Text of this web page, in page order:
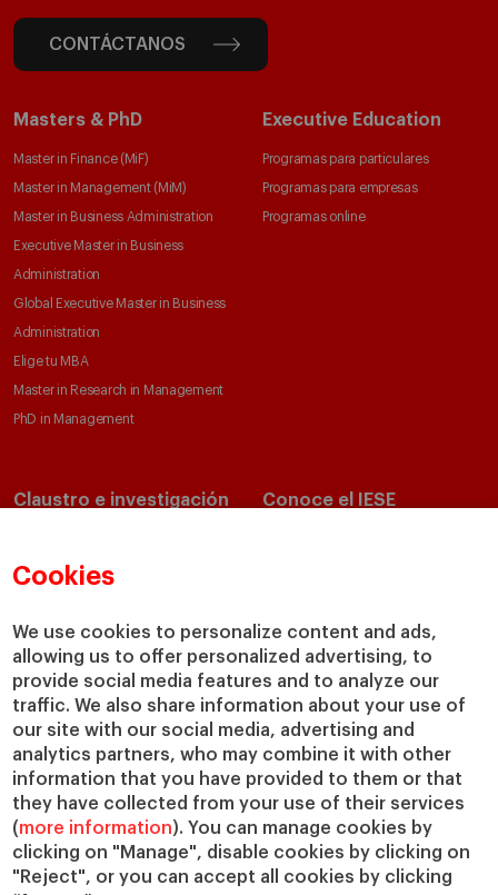
Cookies
We use cookies to personalize content and ads,
allowing us to offer personalized advertising, to
provide social media features and to analyze our
traffic. We also share information about your use of
our site with our social media, advertising and
analytics partners, who may combine it with other
information that you have provided to them or that
they have collected from your use of their services
(more information). You can manage cookies by
clicking on "Manage", disable cookies by clicking on
"Reject", or you can accept all cookies by clicking
CONTÁCTANOS
Masters & PhD
Master in Finance (MiF)
Master in Management (MiM)
Master in Business Administration
Executive Master in Business
Administration
Global Executive Master in Business
Administration
Elige tu MBA
Master in Research in Management
PhD in Management
Executive Education
Programas para particulares
Programas para empresas
Programas online
Claustro e investigación
Departamentos académicos
Cátedras
IESE Insight
IESE Publishing
Conoce el IESE
Nuestro impacto
Colabora con el IESE
Servicios
Biblioteca
Canal de Compliance
Capellanía
IESE Shop
Jobs @IESE
Préstamos y becas